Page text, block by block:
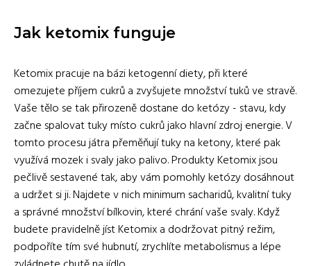
Jak ketomix funguje
Ketomix pracuje na bázi ketogenní diety, při které
omezujete příjem cukrů a zvyšujete množství tuků ve stravě.
Vaše tělo se tak přirozeně dostane do ketózy - stavu, kdy
začne spalovat tuky místo cukrů jako hlavní zdroj energie. V
tomto procesu játra přeměňují tuky na ketony, které pak
využívá mozek i svaly jako palivo. Produkty Ketomix jsou
pečlivě sestavené tak, aby vám pomohly ketózy dosáhnout
a udržet si ji. Najdete v nich minimum sacharidů, kvalitní tuky
a správné množství bílkovin, které chrání vaše svaly. Když
budete pravidelně jíst Ketomix a dodržovat pitný režim,
podpoříte tím své hubnutí, zrychlíte metabolismus a lépe